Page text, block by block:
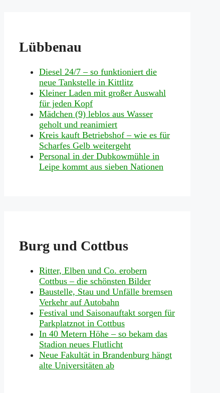
Lübbenau
Diesel 24/7 – so funktioniert die
neue Tankstelle in Kittlitz
Kleiner Laden mit großer Auswahl
für jeden Kopf
Mädchen (9) leblos aus Wasser
geholt und reanimiert
Kreis kauft Betriebshof – wie es für
Scharfes Gelb weitergeht
Personal in der Dubkowmühle in
Leipe kommt aus sieben Nationen
Burg und Cottbus
Ritter, Elben und Co. erobern
Cottbus – die schönsten Bilder
Baustelle, Stau und Unfälle bremsen
Verkehr auf Autobahn
Festival und Saisonauftakt sorgen für
Parkplatznot in Cottbus
In 40 Metern Höhe – so bekam das
Stadion neues Flutlicht
Neue Fakultät in Brandenburg hängt
alte Universitäten ab